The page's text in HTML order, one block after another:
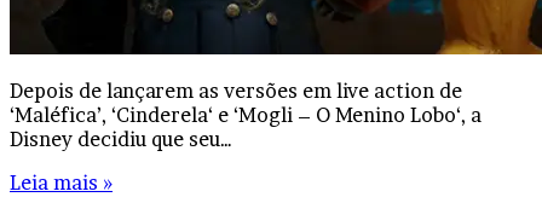
Depois de lançarem as versões em live action de
‘Maléfica’, ‘Cinderela‘ e ‘Mogli – O Menino Lobo‘, a
Disney decidiu que seu…
Leia mais »